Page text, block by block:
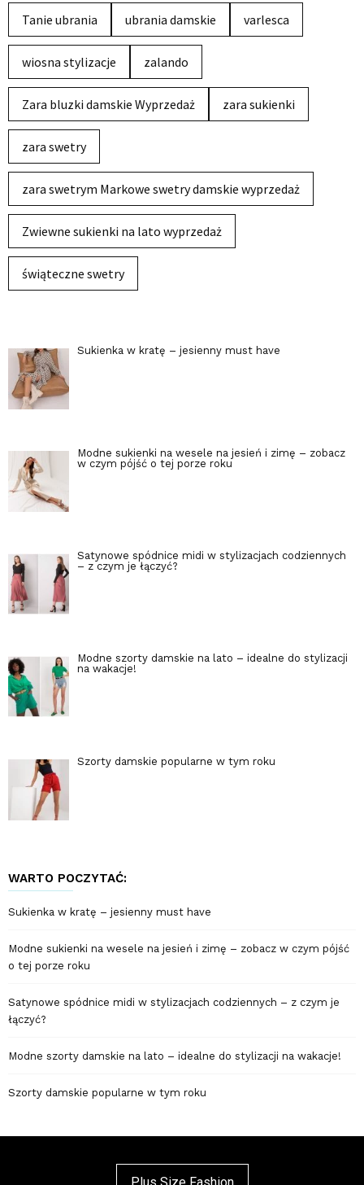
Tanie ubrania ubrania damskie varlesca
wiosna stylizacje zalando
Zara bluzki damskie Wyprzedaż zara sukienki
zara swetry
zara swetrym Markowe swetry damskie wyprzedaż
Zwiewne sukienki na lato wyprzedaż
świąteczne swetry
Sukienka w kratę – jesienny must have
Modne sukienki na wesele na jesień i zimę – zobacz
w czym pójść o tej porze roku
Satynowe spódnice midi w stylizacjach codziennych
– z czym je łączyć?
Modne szorty damskie na lato – idealne do stylizacji
na wakacje!
Szorty damskie popularne w tym roku
WARTO POCZYTAĆ:
Sukienka w kratę – jesienny must have
Modne sukienki na wesele na jesień i zimę – zobacz w czym pójść
o tej porze roku
Satynowe spódnice midi w stylizacjach codziennych – z czym je
łączyć?
Modne szorty damskie na lato – idealne do stylizacji na wakacje!
Szorty damskie popularne w tym roku